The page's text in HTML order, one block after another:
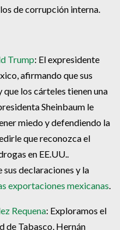
de corrupción interna.
Trump: El expresidente
afirmando que sus
los cárteles tienen una
Sheinbaum le
miedo y defendiendo la
que reconozca el
en EE.UU..
declaraciones y la
exportaciones mexicanas.
Requena: Exploramos el
de Tabasco, Hernán